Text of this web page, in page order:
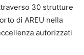
30 strutture
di AREU nella
autorizzati